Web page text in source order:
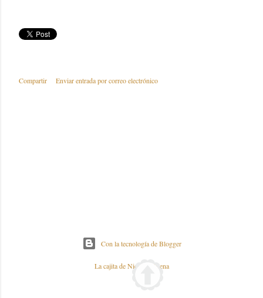
Compartir Enviar entrada por correo electrónico
Con la tecnología de Blogger
La cajita de Nieves y Elena